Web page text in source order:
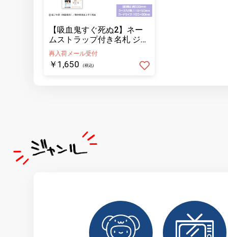
【吸血鬼すぐ死ぬ2】ネー
ムストラップ付き名札 ジョ
ン
再入荷メール受付
￥1,650 (税込)